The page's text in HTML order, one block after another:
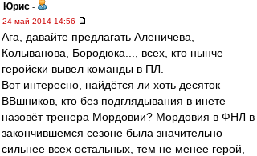
Юрис -
24 май 2014 14:56
Ага, давайте предлагать Аленичева,
Колыванова, Бородюка..., всех, кто нынче
геройски вывел команды в ПЛ.
Вот интересно, найдётся ли хоть десяток
ВВшников, кто без подглядывания в инете
назовёт тренера Мордовии? Мордовия в ФНЛ в
закончившемся сезоне была значительно
сильнее всех остальных, тем не менее герой,